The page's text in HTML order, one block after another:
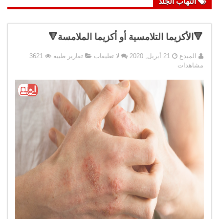
🔻الأكزيما التلامسية أو أكزيما الملامسة🔻
المبدع 21 أبريل, 2020 لا تعليقات تقارير طبية
3621
مشاهدات